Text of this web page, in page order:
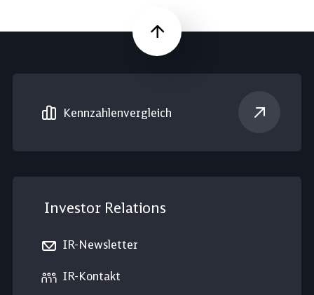
Nach oben
Kennzahlen­vergleich
Investor Relations
IR-Newsletter
IR-Kontakt